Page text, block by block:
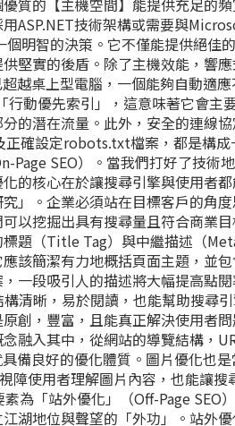
質的【主機空間】能提供充足的
ASP.NET技術架構或需要與
明智的決策。它不僅能提供絕佳
堅實的後盾。除了主機效能，響
越桌上型電腦，一個能夠自動適
動優先索引」，這意味著它會主
的潛在流量。此外，安全的連線
確設定robots.txt檔案，都是構
SEO）。當我們打好了技術
的核心在於讓搜尋引擎與使用者
」。企業必須站在目標客戶的角
以挖掘出具有搜尋量且符合商業
題（Title Tag）與中繼描述（
該簡潔有力地概括頁面主題，並
一段吸引人的描述將大幅提高點
清晰，易於閱讀，也能幫助搜尋
創，豐富，且能真正解決使用者
融入其中，從網站的導覽結構，
備良好的優化體質。圖片優化也
使用者理解圖片內容，也能讓搜
為「站外優化」（Off-Page SEO
湖地位與聲望的「外功」。站外